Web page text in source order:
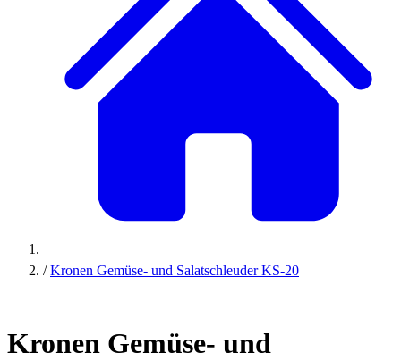
/ Kronen Gemüse- und Salatschleuder KS-20
Kronen Gemüse- und